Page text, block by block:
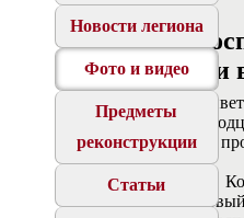
Новости легиона
Фото и видео
Предметы
реконструкции
Статьи
России
Всем
рассказать
В 1986 г.
Керчи